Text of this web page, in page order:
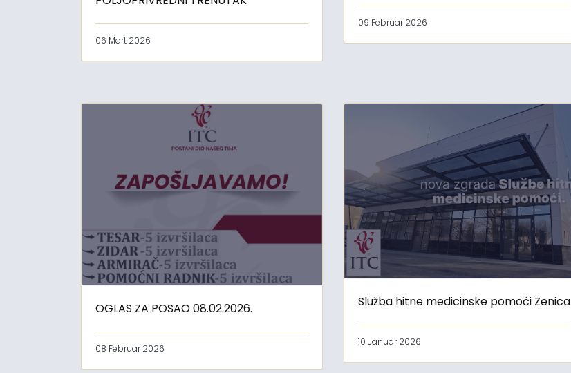
06 Mart 2026
09 Februar 2026
OGLAS ZA POSAO 08.02.2026.
08 Februar 2026
Služba hitne medicinske pomoći Zenica
10 Januar 2026